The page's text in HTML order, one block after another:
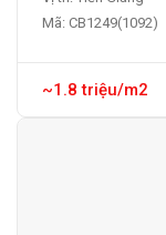
Mã: CB1249(1092)
~1.8 triệu/m2